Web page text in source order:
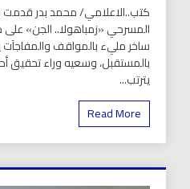
كتب..الاعلامي/ محمد بدر
المسرحي «زمباهولا.. الجن»
ساخر مليء بالمواقف
بالمستقبل، وسعيه وراء تحقيق
يترتب...
Read More